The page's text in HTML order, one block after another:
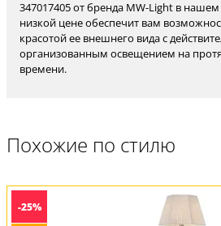
347017405 от бренда MW-Light в
низкой цене обеспечит вам
красотой ее внешнего вида с
организованным освещением на
времени.
Похожие по стилю
-25%